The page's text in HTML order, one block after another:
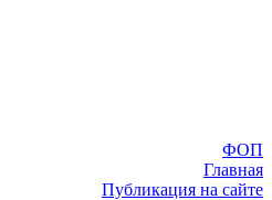
ФОП
Главная
Публикация на сайте